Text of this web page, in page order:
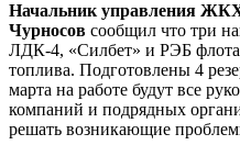
Начальник управления
Чурносов сообщил что три
ЛДК-4, «Силбет» и РЭБ
топлива. Подготовлены 4
марта на работе будут все
компаний и подрядных
решать возникающие